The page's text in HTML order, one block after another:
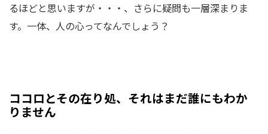
るほどと思いますが・・・、さらに疑問も一層深まりま
す。一体、人の心ってなんでしょう？
ココロとその在り処、それはまだ誰にもわか
りません